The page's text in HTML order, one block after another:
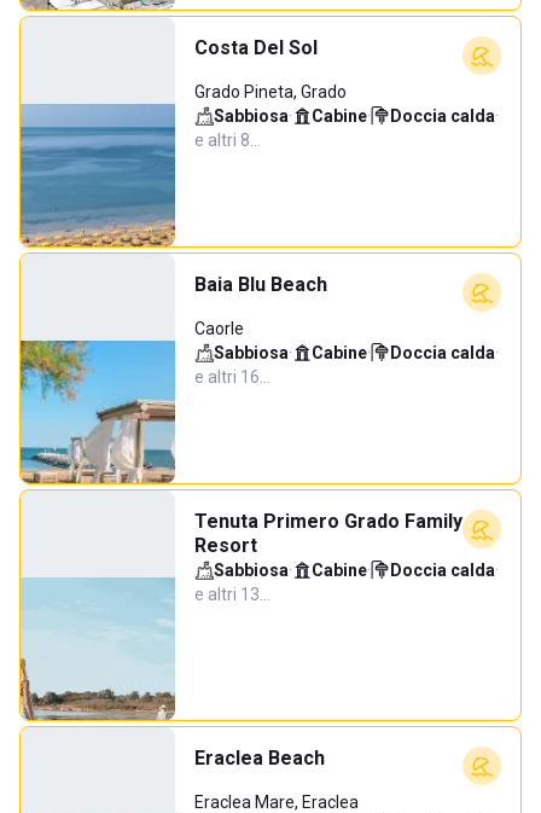
Costa Del Sol
Grado Pineta, Grado
Sabbiosa· Cabine· Doccia calda·
e altri 8…
Baia Blu Beach
Caorle
Sabbiosa· Cabine· Doccia calda·
e altri 16…
Tenuta Primero Grado Family
Resort
Sabbiosa· Cabine· Doccia calda·
e altri 13…
Eraclea Beach
Eraclea Mare, Eraclea